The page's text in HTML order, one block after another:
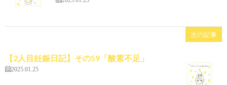
次の記事
【2人目妊娠日記】その59「酸素不足」
2025.01.25